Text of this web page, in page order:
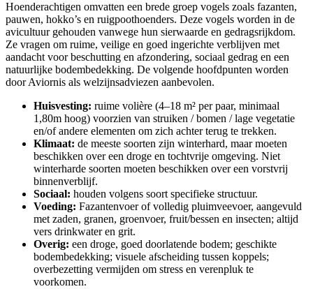
Hoenderachtigen omvatten een brede groep vogels zoals fazanten,
pauwen, hokko’s en ruigpoothoenders. Deze vogels worden in de
avicultuur gehouden vanwege hun sierwaarde en gedragsrijkdom.
Ze vragen om ruime, veilige en goed ingerichte verblijven met
aandacht voor beschutting en afzondering, sociaal gedrag en een
natuurlijke bodembedekking. De volgende hoofdpunten worden
door Aviornis als welzijnsadviezen aanbevolen.
Huisvesting: ruime volière (4–18 m² per paar, minimaal
1,80m hoog) voorzien van struiken / bomen / lage vegetatie
en/of andere elementen om zich achter terug te trekken.
Klimaat: de meeste soorten zijn winterhard, maar moeten
beschikken over een droge en tochtvrije omgeving. Niet
winterharde soorten moeten beschikken over een vorstvrij
binnenverblijf.
Sociaal: houden volgens soort specifieke structuur.
Voeding: Fazantenvoer of volledig pluimveevoer, aangevuld
met zaden, granen, groenvoer, fruit/bessen en insecten; altijd
vers drinkwater en grit.
Overig: een droge, goed doorlatende bodem; geschikte
bodembedekking; visuele afscheiding tussen koppels;
overbezetting vermijden om stress en verenpluk te
voorkomen.